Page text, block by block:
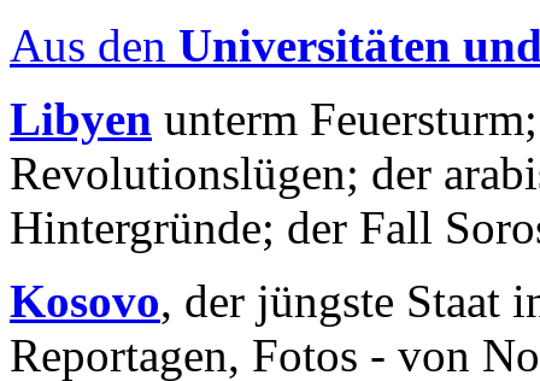
Aus den Universitäten
Libyen unterm
Revolutionslügen; der
Hintergründe; der Fall
Kosovo, der jüngste Staat
Reportagen, Fotos - von